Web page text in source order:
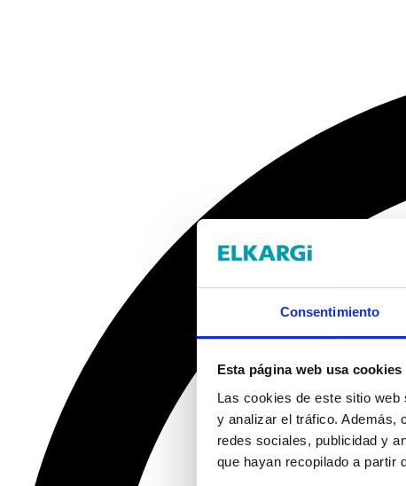
Consentimiento
Esta página web usa cookies
Las cookies de este sitio
y analizar el tráfico. Además,
redes sociales, publicidad y
que hayan recopilado a partir